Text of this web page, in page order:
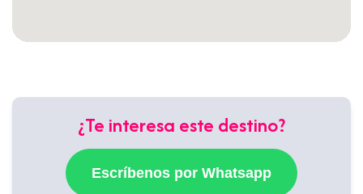
¿Te interesa este destino?
Escríbenos por Whatsapp